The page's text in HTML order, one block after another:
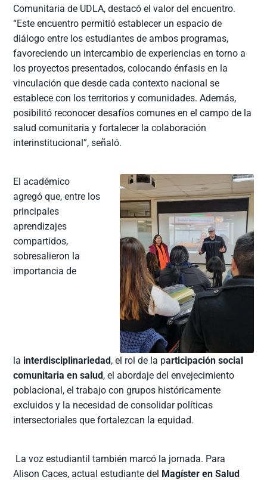
Comunitaria de UDLA, destacó el valor del encuentro.
“Este encuentro permitió establecer un espacio de
diálogo entre los estudiantes de ambos programas,
favoreciendo un intercambio de experiencias en torno a
los proyectos presentados, colocando énfasis en la
vinculación que desde cada contexto nacional se
establece con los territorios y comunidades. Además,
posibilitó reconocer desafíos comunes en el campo de la
salud comunitaria y fortalecer la colaboración
interinstitucional”, señaló.
El académico
agregó que, entre los
principales
aprendizajes
compartidos,
sobresalieron la
importancia de
la interdisciplinariedad, el rol de la participación social
comunitaria en salud, el abordaje del envejecimiento
poblacional, el trabajo con grupos históricamente
excluidos y la necesidad de consolidar políticas
intersectoriales que fortalezcan la equidad.
La voz estudiantil también marcó la jornada. Para
Alison Caces, actual estudiante del Magíster en Salud